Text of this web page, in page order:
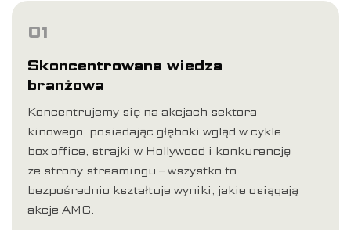
01
Skoncentrowana wiedza
branżowa
Koncentrujemy się na akcjach sektora
kinowego, posiadając głęboki wgląd w cykle
box office, strajki w Hollywood i konkurencję
ze strony streamingu – wszystko to
bezpośrednio kształtuje wyniki, jakie osiągają
akcje AMC.